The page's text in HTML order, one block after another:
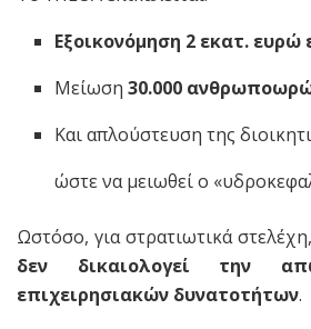
Εξοικονόμηση 2 εκατ. ευρώ
Μείωση30.000
Και απλούστευση της
ώστε να μειωθεί ο
Ωστόσο, για στρατιωτικά
δεν δικαιολογεί την
επιχειρησιακών δυνατοτήτων.